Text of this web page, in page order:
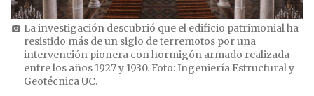
photo_camera La investigación descubrió que el edificio patrimonial ha
resistido más de un siglo de terremotos por una
intervención pionera con hormigón armado realizada
entre los años 1927 y 1930. Foto: Ingeniería Estructural y
Geotécnica UC.